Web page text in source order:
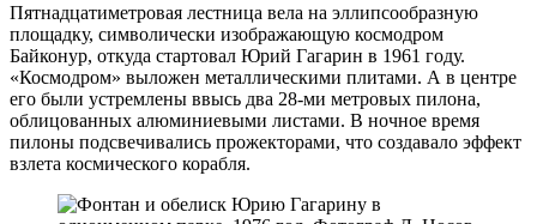
Пятнадцатиметровая лестница вела на эллипсообразную
площадку, символически изображающую космодром
Байконур, откуда стартовал Юрий Гагарин в 1961 году.
«Космодром» выложен металлическими плитами. А в центре
его были устремлены ввысь два 28-ми метровых пилона,
облицованных алюминиевыми листами. В ночное время
пилоны подсвечивались прожекторами, что создавало эффект
взлета космического корабля.